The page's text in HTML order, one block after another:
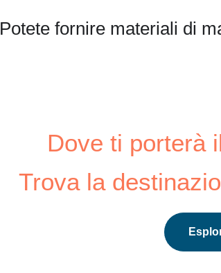
Potete fornire materiali di
Dove ti porterà
Trova la